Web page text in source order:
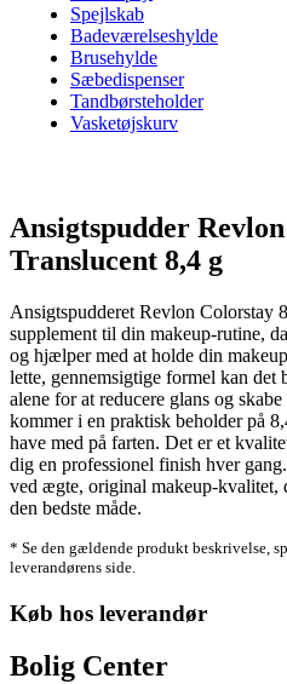
Spejlskab
Badeværelseshylde
Brusehylde
Sæbedispenser
Tandbørsteholder
Vasketøjskurv
Ansigtspudder
Translucent 8,4 g
Ansigtspudderet Revlon Colorstay
supplement til din makeup-rutine,
og hjælper med at holde din
lette, gennemsigtige formel kan det
alene for at reducere glans og
kommer i en praktisk beholder på
have med på farten. Det er et
dig en professionel finish hver
ved ægte, original makeup-kvalitet,
den bedste måde.
* Se den gældende produkt beskrivelse,
leverandørens side.
Køb hos leverandør
Bolig Center